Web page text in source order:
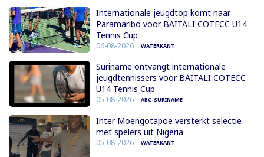
Internationale jeugdtop komt naar
Paramaribo voor BAITALI COTECC U14
Tennis Cup
06-08-2026 WATERKANT
Suriname ontvangt internationale
jeugdtennissers voor BAITALI COTECC
U14 Tennis Cup
05-08-2026 ABC-SURINAME
Inter Moengotapoe versterkt selectie
met spelers uit Nigeria
05-08-2026 WATERKANT